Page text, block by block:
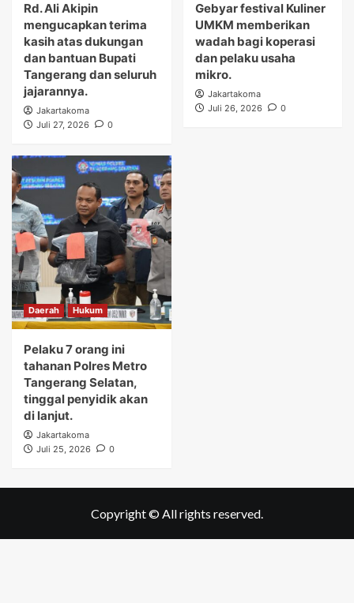
Rd. Ali Akipin
mengucapkan terima
kasih atas dukungan
dan bantuan Bupati
Tangerang dan seluruh
jajarannya.
Jakartakoma
Juli 27, 2026
0
Gebyar festival Kuliner
UMKM memberikan
wadah bagi koperasi
dan pelaku usaha
mikro.
Jakartakoma
Juli 26, 2026
0
Daerah Hukum
Pelaku 7 orang ini
tahanan Polres Metro
Tangerang Selatan,
tinggal penyidik akan
di lanjut.
Jakartakoma
Juli 25, 2026
0
Copyright © All rights reserved.